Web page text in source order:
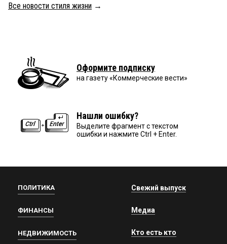
Все новости стиля жизни →
Оформите подписку
на газету «Коммерческие вести»
Нашли ошибку?
Выделите фрагмент с текстом
ошибки и нажмите Ctrl + Enter.
ПОЛИТИКА
ФИНАНСЫ
НЕДВИЖИМОСТЬ
Свежий выпуск
Медиа
Кто есть кто